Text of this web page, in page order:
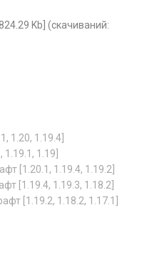
[824.29 Kb] (cкачиваний:
1.20, 1.19.4]
1.19]
[1.20.1, 1.19.4, 1.19.2]
[1.19.4, 1.19.3, 1.18.2]
[1.19.2, 1.18.2, 1.17.1]